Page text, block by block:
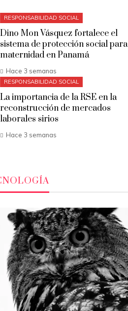
RESPONSABILIDAD SOCIAL
Dino Mon Vásquez fortalece el
sistema de protección social para
maternidad en Panamá
Hace 3 semanas
RESPONSABILIDAD SOCIAL
La importancia de la RSE en la
reconstrucción de mercados
laborales sirios
Hace 3 semanas